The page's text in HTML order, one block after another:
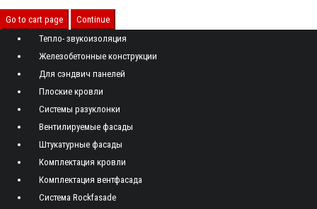
Go to cart page
Continue
Тепло- звукоизоляция
Железобетонные конструкции
Для сэндвич панелей
Плоские кровли
Системы разуклонки
Вентилируемые фасады
Штукатурные фасады
Комплектация кровли
Комплектация вентфасада
Система Rockfasade